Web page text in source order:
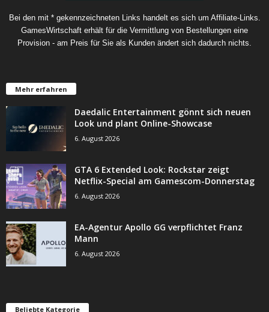
Bei den mit * gekennzeichneten Links handelt es sich um Affiliate-Links.
GamesWirtschaft erhält für die Vermittlung von Bestellungen eine
Provision - am Preis für Sie als Kunden ändert sich dadurch nichts.
Mehr erfahren
Daedalic Entertainment gönnt sich neuen
Look und plant Online-Showcase
6. August 2026
GTA 6 Extended Look: Rockstar zeigt
Netflix-Special am Gamescom-Donnerstag
6. August 2026
EA-Agentur Apollo GG verpflichtet Franz
Mann
6. August 2026
Beliebte Kategorie